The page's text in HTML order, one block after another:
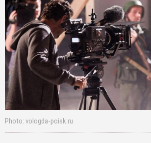
Photo: vologda-poisk.ru